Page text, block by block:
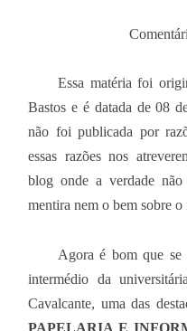
Essa matéria foi
Bastos e é datada de 08
não foi publicada por
essas razões nos
blog onde a verdade
mentira nem o bem sobre o
Agora é bom que se
intermédio da
Cavalcante, uma das
PAPELARIA E